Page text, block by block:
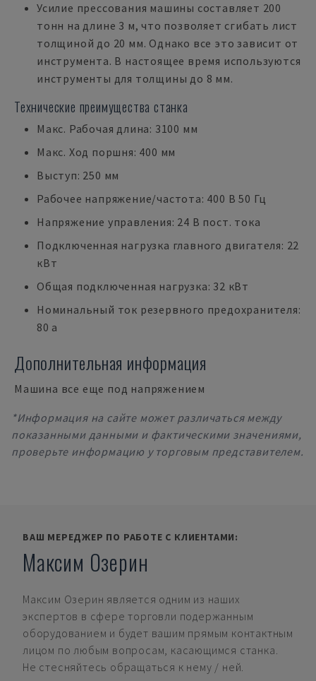
Усилие прессования машины составляет 200
тонн на длине 3 м, что позволяет сгибать лист
толщиной до 20 мм. Однако все это зависит от
инструмента. В настоящее время используются
инструменты для толщины до 8 мм.
Технические преимущества станка
Макс. Рабочая длина: 3100 мм
Макс. Ход поршня: 400 мм
Выступ: 250 мм
Рабочее напряжение/частота: 400 В 50 Гц
Напряжение управления: 24 В пост. тока
Подключенная нагрузка главного двигателя: 22
кВт
Общая подключенная нагрузка: 32 кВт
Номинальный ток резервного предохранителя:
80 a
Дополнительная информация
Машина все еще под напряжением
*Информация на сайте может различаться между
показанными данными и фактическими значениями,
проверьте информацию у торговым представителем.
ВАШ МЕРЕДЖЕР ПО РАБОТЕ С КЛИЕНТАМИ:
Максим Озерин
Максим Озерин является одним из наших
экспертов в сфере торговли подержанным
оборудованием и будет вашим прямым контактным
лицом по любым вопросам, касающимся станка.
Не стесняйтесь обращаться к нему / ней.